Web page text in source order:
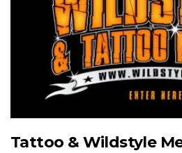
Tattoo & Wildstyle